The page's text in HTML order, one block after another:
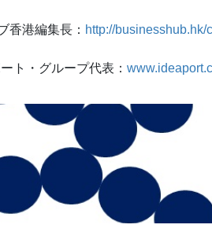
香港編集長： http://
ト・グループ代表：